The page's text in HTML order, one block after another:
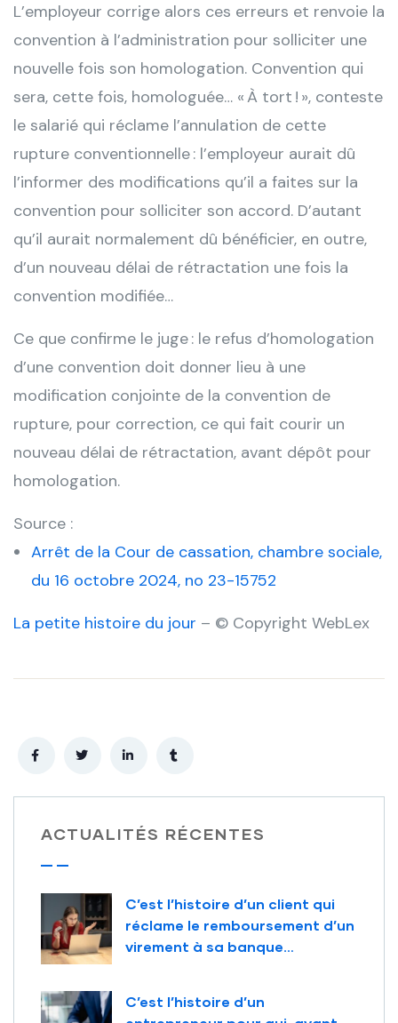
L’employeur corrige alors ces erreurs et renvoie la
convention à l’administration pour solliciter une
nouvelle fois son homologation. Convention qui
sera, cette fois, homologuée… « À tort ! », conteste
le salarié qui réclame l’annulation de cette
rupture conventionnelle : l’employeur aurait dû
l’informer des modifications qu’il a faites sur la
convention pour solliciter son accord. D’autant
qu’il aurait normalement dû bénéficier, en outre,
d’un nouveau délai de rétractation une fois la
convention modifiée…
Ce que confirme le juge : le refus d’homologation
d’une convention doit donner lieu à une
modification conjointe de la convention de
rupture, pour correction, ce qui fait courir un
nouveau délai de rétractation, avant dépôt pour
homologation.
Source :
Arrêt de la Cour de cassation, chambre sociale,
du 16 octobre 2024, no 23-15752
La petite histoire du jour – © Copyright WebLex
ACTUALITÉS RÉCENTES
C’est l’histoire d’un client qui
réclame le remboursement d’un
virement à sa banque…
C’est l’histoire d’un